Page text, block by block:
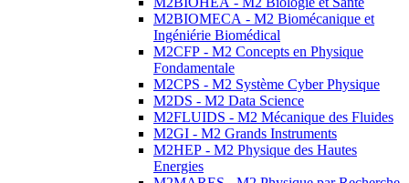
M2BIOMECA - M2 Biomécanique et
Ingéniérie Biomédical
M2CFP - M2 Concepts en Physique
Fondamentale
M2CPS - M2 Système Cyber Physique
M2DS - M2 Data Science
M2FLUIDS - M2 Mécanique des Fluides
M2GI - M2 Grands Instruments
M2HEP - M2 Physique des Hautes
Energies